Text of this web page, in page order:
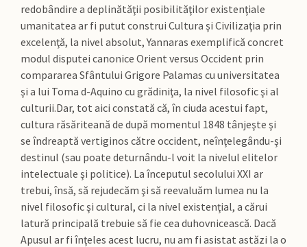
redobândire a deplinătăţii posibilităţilor existenţiale
umanitatea ar fi putut construi Cultura şi Civilizaţia prin
excelenţă, la nivel absolut, Yannaras exemplifică concret
modul disputei canonice Orient versus Occident prin
compararea Sfântului Grigore Palamas cu universitatea
şi a lui Toma d-Aquino cu grădiniţa, la nivel filosofic şi al
culturii.Dar, tot aici constată că, în ciuda acestui fapt,
cultura răsăriteană de după momentul 1848 tânjeşte şi
se îndreaptă vertiginos către occident, neînţelegându-şi
destinul (sau poate deturnându-l voit la nivelul elitelor
intelectuale şi politice). La începutul secolului XXI ar
trebui, însă, să rejudecăm şi să reevaluăm lumea nu la
nivel filosofic şi cultural, ci la nivel existenţial, a cărui
latură principală trebuie să fie cea duhovnicească. Dacă
Apusul ar fi înţeles acest lucru, nu am fi asistat astăzi la o